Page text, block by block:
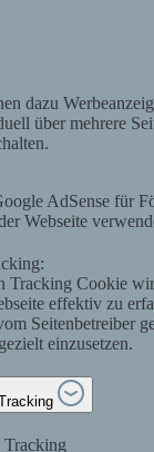
dazu
über mehrere
AdSense für
Webseite
Tracking Cookie
effektiv zu
Seitenbetreiber
einzusetzen.
Tracking